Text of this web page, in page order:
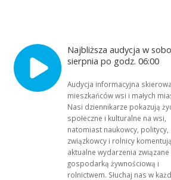
Najbliższa audycja w
sierpnia po godz. 06:00
Audycja informacyjna
mieszkańców wsi i małych
Nasi dziennikarze pokazują
społeczne i kulturalne na wsi,
natomiast naukowcy, politycy,
związkowcy i rolnicy komentują
aktualne wydarzenia związane
gospodarką żywnościową i
rolnictwem. Słuchaj nas w